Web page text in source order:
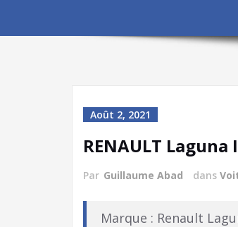
Août 2, 2021
RENAULT Laguna
Par Guillaume Abad dans
Marque : Renault